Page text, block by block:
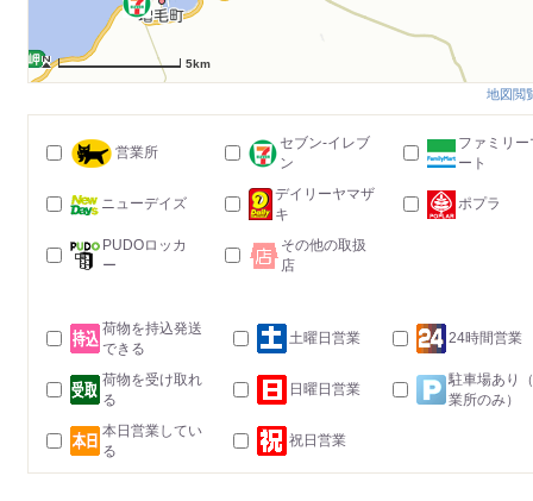
5km
地図閲
営業所
セブン-イレブ
ン
ファミリー
ート
ニューデイズ
デイリーヤマザ
キ
ポプラ
PUDOロッカ
ー
その他の取扱
店
荷物を持込発送
できる
土曜日営業 24時間営業
荷物を受け取れ
る
日曜日営業
駐車場あり
業所のみ）
本日営業してい
る
祝日営業